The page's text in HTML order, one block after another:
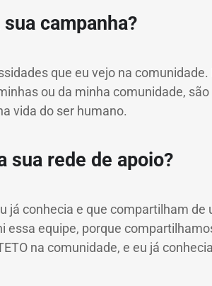
campanha?
que eu vejo na
ou da minha comunidade,
vida do ser humano.
sua rede de apoio?
já conhecia e que compartilham
equipe, porque
na comunidade, e eu já